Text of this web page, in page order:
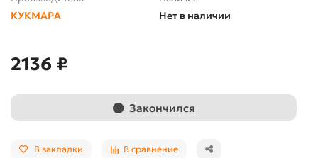
КУКМАРА Нет в наличии
2136 ₽
Закончился
В закладки В сравнение